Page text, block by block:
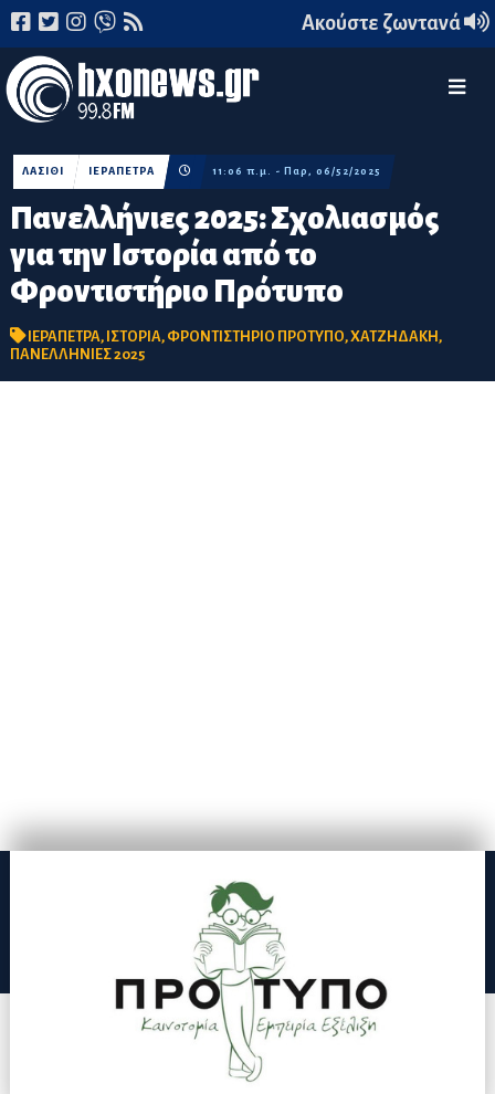
Ακούστε ζωντανά
Πανελλήνιες 2025: Σχολιασμός
για την Ιστορία από το
Φροντιστήριο Πρότυπο
ΛΑΣΙΘΙ ΙΕΡΑΠΕΤΡΑ 11:06 π.μ. - Παρ, 06/52/2025
ΙΕΡΑΠΕΤΡΑ, ΙΣΤΟΡΙΑ, ΦΡΟΝΤΙΣΤΗΡΙΟ ΠΡΟΤΥΠΟ,ΧΑΤΖΗΔΑΚΗ,
ΠΑΝΕΛΛΗΝΙΕΣ 2025